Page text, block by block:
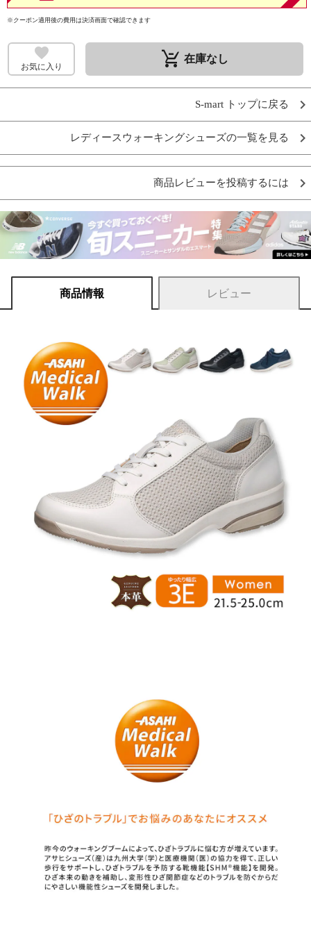
※クーポン適用後の費用は決済画面で確認できます
お気に入り remove_shopping_cart 在庫なし
S-mart トップに戻る
レディースウォーキングシューズの一覧を見る
商品レビューを投稿するには
商品情報 レビュー